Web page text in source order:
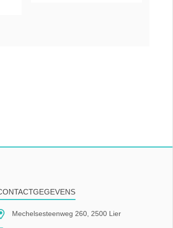
Mechelsesteenweg 260, 2500 Lier